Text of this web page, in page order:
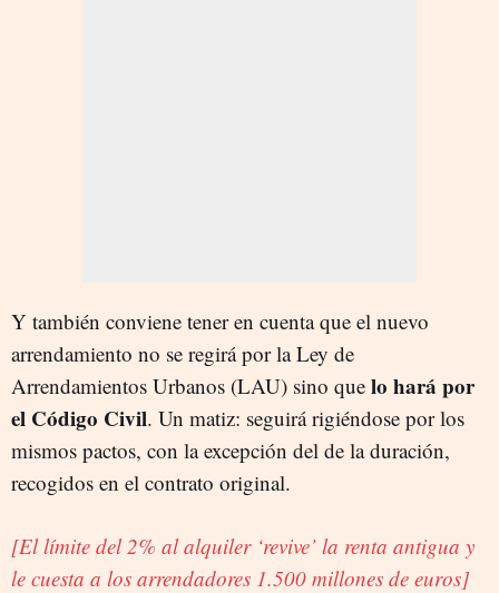
Y también conviene tener en cuenta que el nuevo
arrendamiento no se regirá por la Ley de
Arrendamientos Urbanos (LAU) sino que lo hará por
el Código Civil. Un matiz: seguirá rigiéndose por los
mismos pactos, con la excepción del de la duración,
recogidos en el contrato original.
[El límite del 2% al alquiler ‘revive’ la renta antigua y
le cuesta a los arrendadores 1.500 millones de euros]